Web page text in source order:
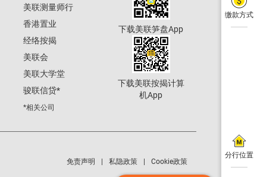
缴款方式
分行位置
美联测量师行
香港置业
经络按揭
美联会
美联大学堂
骏联信贷*
*相关公司
下载美联笋盘App
下载美联按揭计算
机App
免责声明 私隐政策 Cookie政策